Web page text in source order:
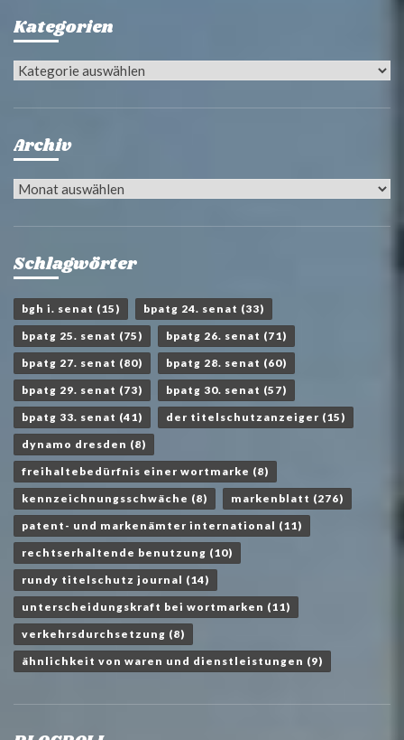
Kategorien
Kategorien
Archiv
Archiv
Schlagwörter
bgh i. senat (15) bpatg 24. senat (33)
bpatg 25. senat (75) bpatg 26. senat (71)
bpatg 27. senat (80) bpatg 28. senat (60)
bpatg 29. senat (73) bpatg 30. senat (57)
bpatg 33. senat (41) der titelschutzanzeiger (15)
dynamo dresden (8)
freihaltebedürfnis einer wortmarke (8)
kennzeichnungsschwäche (8) markenblatt (276)
patent- und markenämter international (11)
rechtserhaltende benutzung (10)
rundy titelschutz journal (14)
unterscheidungskraft bei wortmarken (11)
verkehrsdurchsetzung (8)
ähnlichkeit von waren und dienstleistungen (9)